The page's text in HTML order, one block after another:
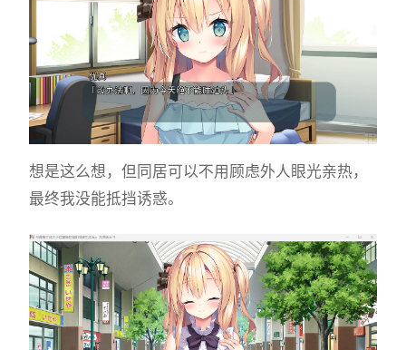
想是这么想，但同居可以不用顾虑外人眼光亲热，
最终我没能抵挡诱惑。